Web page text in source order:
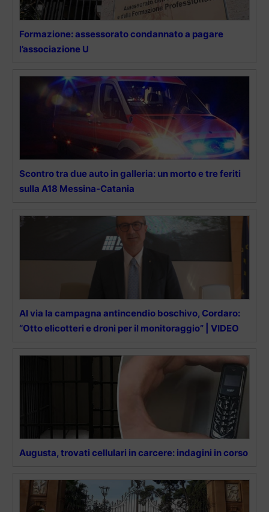
Formazione: assessorato condannato a pagare
l’associazione U
Scontro tra due auto in galleria: un morto e tre feriti
sulla A18 Messina-Catania
Al via la campagna antincendio boschivo, Cordaro:
“Otto elicotteri e droni per il monitoraggio” | VIDEO
Augusta, trovati cellulari in carcere: indagini in corso